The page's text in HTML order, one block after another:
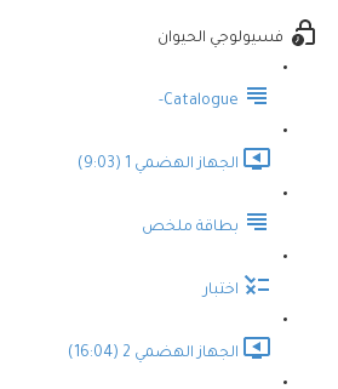
فسيولوجي الحيوان
Catalogue-
الجهاز الهضمي 1 (9:03)
بطاقة ملخص
اختبار
الجهاز الهضمي 2 (16:04)